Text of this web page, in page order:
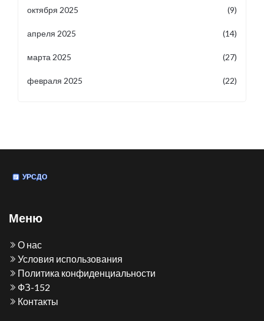
октября 2025 (9)
апреля 2025 (14)
марта 2025 (27)
февраля 2025 (22)
Меню
О нас
Условия использования
Политика конфиденциальности
ФЗ-152
Контакты